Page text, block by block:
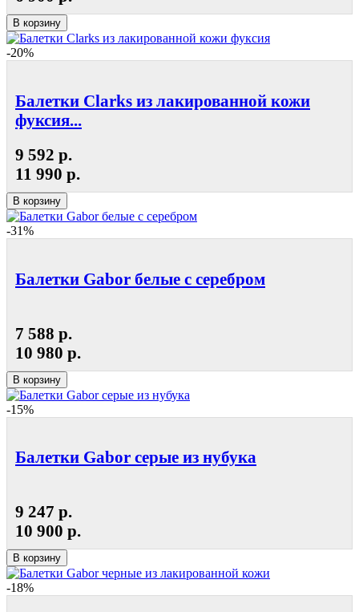
В корзину
-20%
Балетки Clarks из лакированной кожи
фуксия...
9 592 р.
11 990 р.
В корзину
-31%
Балетки Gabor белые с серебром
7 588 р.
10 980 р.
В корзину
-15%
Балетки Gabor серые из нубука
9 247 р.
10 900 р.
В корзину
-18%